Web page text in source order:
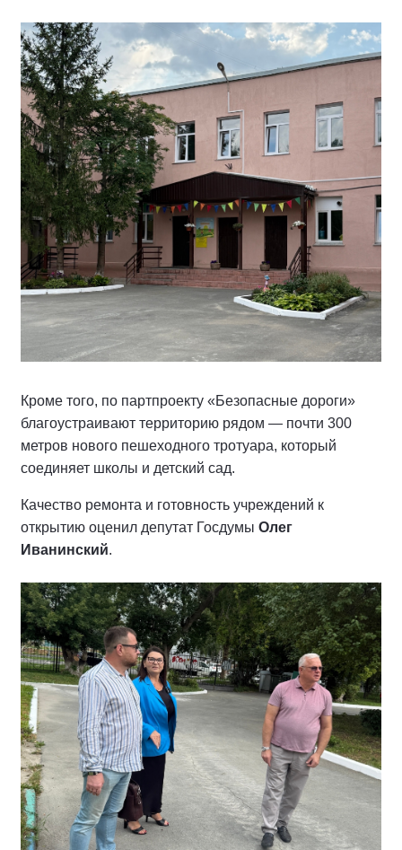
Кроме того, по партпроекту «Безопасные дороги»
благоустраивают территорию рядом — почти 300
метров нового пешеходного тротуара, который
соединяет школы и детский сад.
Качество ремонта и готовность учреждений к
открытию оценил депутат Госдумы Олег
Иванинский.